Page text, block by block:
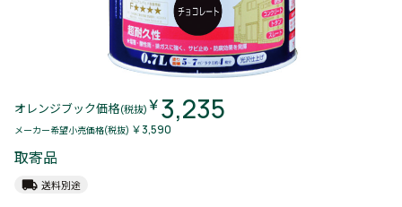
オレンジブック価格(税抜) ￥3,235
メーカー希望小売価格(税抜) ￥3,590
取寄品
local_shipping 送料別途